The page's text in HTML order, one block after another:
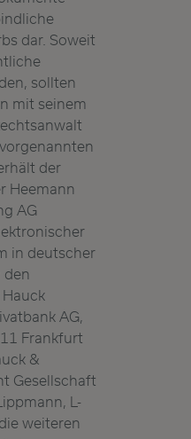
dar. Soweit
sollten
mit seinem
der
Heemann
AG
in deutscher
den
AG,
Frankfurt
&
Gesellschaft
L-
weiteren